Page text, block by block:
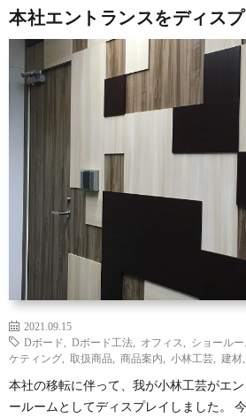
本社エントランスをディス
2021.09.15
Dボード
Dボード工法 オフィス ショールー
ケティング
取扱商品 商品案内 小林工芸 建材
本社の移転に伴って、我が小林工芸がエ
ールームとしてディスプレイしました。